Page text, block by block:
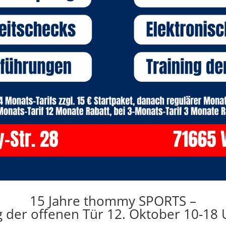
15 Jahre thommy SPORTS –
der offenen Tür 12. Oktober 10-18